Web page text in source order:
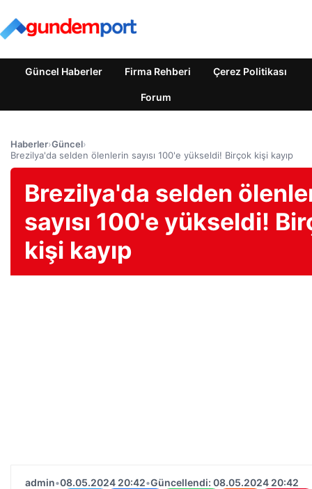
Güncel Haberler Firma Rehberi Çerez Politikası
Forum
Haberler›Güncel›
Brezilya'da selden ölenlerin sayısı 100'e yükseldi! Birçok kişi kayıp
Brezilya'da selden
sayısı 100'e yükseldi!
kişi kayıp
admin•08.05.2024 20:42•Güncellendi: 08.05.2024 20:42